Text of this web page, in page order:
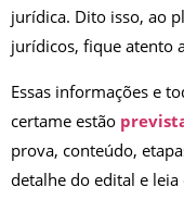
jurídica. Dito isso, ao
jurídicos, fique atento
Essas informações e
certame estão
prova, conteúdo,
detalhe do edital e